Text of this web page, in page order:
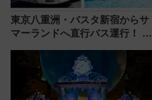
東京八重洲・バスタ新宿からサ
マーランドへ直行バス運行！ お
推し活を楽しもう！（2026年
8/1～31）